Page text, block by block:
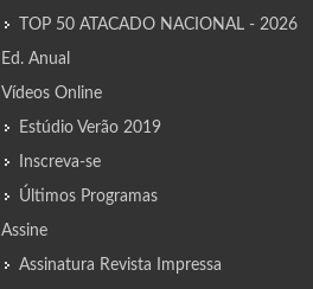
TOP 50 ATACADO NACIONAL - 2026
Ed. Anual
Vídeos Online
Estúdio Verão 2019
Inscreva-se
Últimos Programas
Assine
Assinatura Revista Impressa